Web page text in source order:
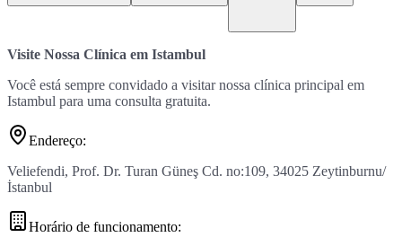
Visite Nossa Clínica em Istambul
Você está sempre convidado a visitar nossa clínica principal em
Istambul para uma consulta gratuita.
Endereço:
Veliefendi, Prof. Dr. Turan Güneş Cd. no:109, 34025 Zeytinburnu/
İstanbul
Horário de funcionamento: